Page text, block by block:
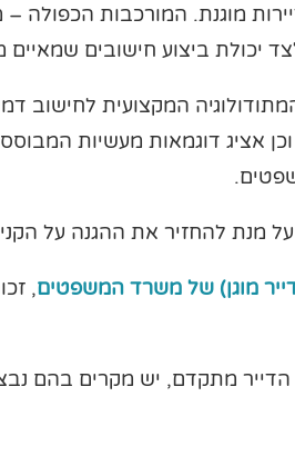
מוגנת. המורכבות
יכולת ביצוע חישובים שמאיים
המקצועית לחישוב דמי
אציג דוגמאות מעשיות
מנת להחזיר את ההגנה על
מוגן) של משרד המשפטים,
הדייר מתקדם, יש מקרים בהם